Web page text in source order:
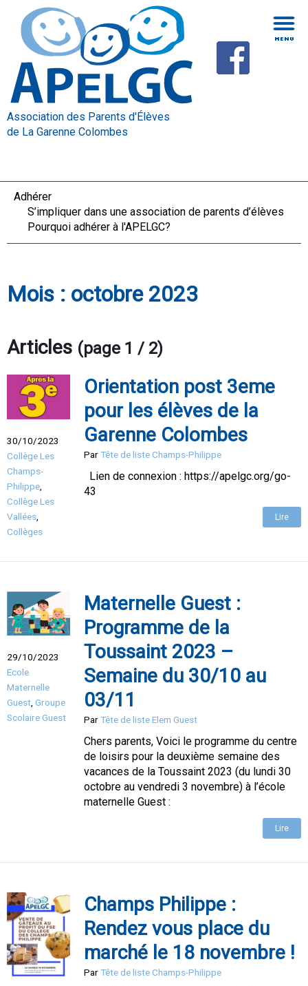
Association des Parents d'Élèves
de La Garenne Colombes
Adhérer
S’impliquer dans une association de parents d’élèves
Pourquoi adhérer à l'APELGC?
Mois : octobre 2023
Articles (page 1 / 2)
30/10/2023
Collège Les
Champs-
Philippe
Collège Les
Vallées
Collèges
Orientation post 3eme
pour les élèves de la
Garenne Colombes
ParTête de liste Champs-Philippe
Lien de connexion : https://apelgc.org/go-
43
Lire
29/10/2023
Ecole
Maternelle
Guest, Groupe
Scolaire Guest
Maternelle Guest :
Programme de la
Toussaint 2023 –
Semaine du 30/10 au
03/11
ParTête de liste Elem Guest
Chers parents, Voici le programme du centre
de loisirs pour la deuxième semaine des
vacances de la Toussaint 2023 (du lundi 30
octobre au vendredi 3 novembre) à l’école
maternelle Guest :
Lire
Champs Philippe :
Rendez vous place du
marché le 18 novembre !
ParTête de liste Champs-Philippe